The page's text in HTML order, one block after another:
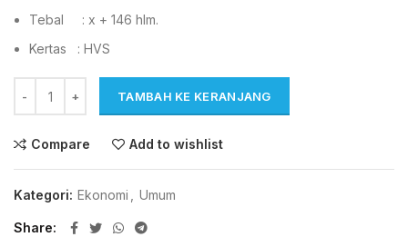
Tebal : x + 146 hlm.
Kertas : HVS
TAMBAH KE KERANJANG
Compare Add to wishlist
Kategori: Ekonomi Umum
Share